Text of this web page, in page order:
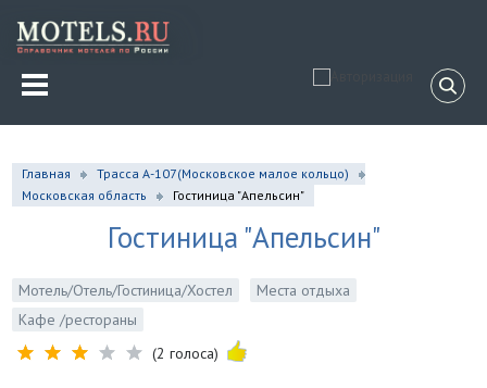
Главная
Трасса А-107(Московское малое кольцо)
Московская область
Гостиница "Апельсин"
Гостиница "Апельсин"
Мотель/Отель/Гостиница/Хостел
Места отдыха
Кафе /рестораны
(2 голоса)